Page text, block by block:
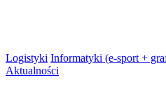
Logistyki Informatyki (e-sport +
Aktualności